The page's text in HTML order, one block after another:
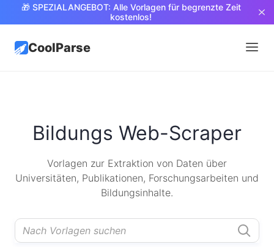
🎁 SPEZIALANGEBOT: Alle Vorlagen für begrenzte Zeit
kostenlos!
CoolParse
Bildungs Web-Scraper
Vorlagen zur Extraktion von Daten über
Universitäten, Publikationen, Forschungsarbeiten und
Bildungsinhalte.